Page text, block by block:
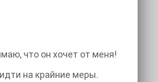
что он хочет от меня!
на крайние меры.